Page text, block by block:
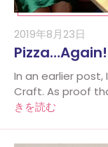
Pizza…Again!
2019年8月23日
In an earlier
Craft. As proof
きを読む